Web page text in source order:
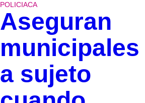
POLICIACA
Aseguran
municipales
a sujeto